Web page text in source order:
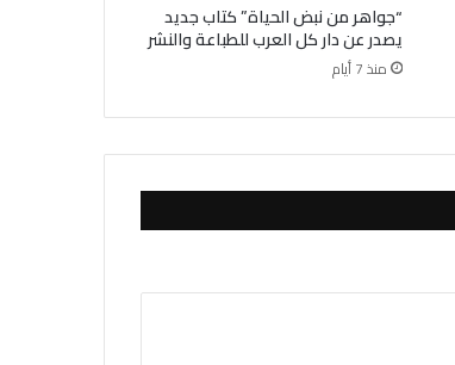
“جواهر من نبض الحياة” كتاب جديد
يصدر عن دار كل العرب للطباعة والنشر
منذ 7 أيام